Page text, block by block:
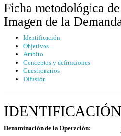
Ficha metodológica
Imagen de la
Identificación
Objetivos
Ámbito
Conceptos y definiciones
Cuestionarios
Difusión
IDENTIFICACIÓN
Denominación de la Operación: